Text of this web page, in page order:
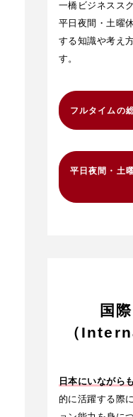
一橋ビジネスス
平日夜間・土曜
する知識や考え
す。
フルタイムの
平日夜間・土
国
（
日本にいながら
的に活躍する際